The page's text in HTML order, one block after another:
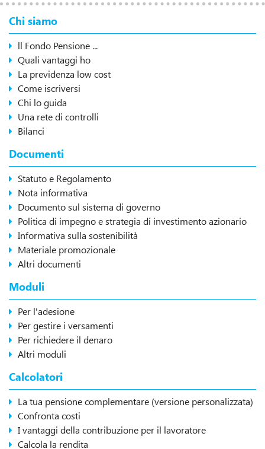
Chi siamo
ll Fondo Pensione ...
Quali vantaggi ho
La previdenza low cost
Come iscriversi
Chi lo guida
Una rete di controlli
Bilanci
Documenti
Statuto e Regolamento
Nota informativa
Documento sul sistema di governo
Politica di impegno e strategia di investimento azionario
Informativa sulla sostenibilità
Materiale promozionale
Altri documenti
Moduli
Per l'adesione
Per gestire i versamenti
Per richiedere il denaro
Altri moduli
Calcolatori
La tua pensione complementare (versione personalizzata)
Confronta costi
I vantaggi della contribuzione per il lavoratore
Calcola la rendita